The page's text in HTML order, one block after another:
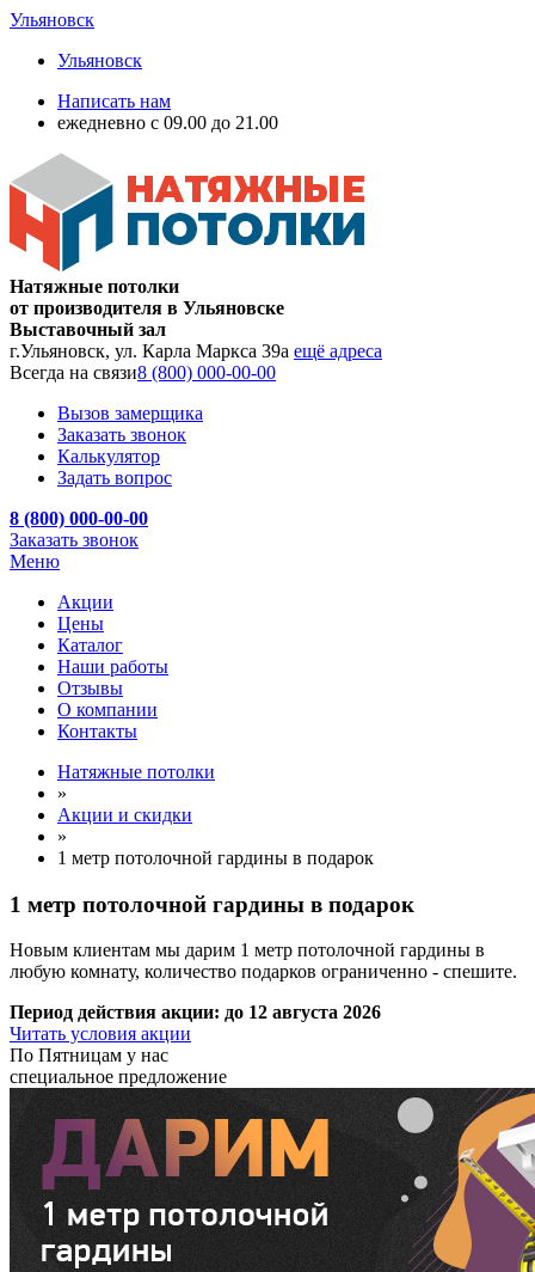
Ульяновск
Ульяновск
Написать нам
ежедневно с 09.00 до 21.00
Натяжные потолки
от производителя в Ульяновске
Выставочный зал
г.Ульяновск, ул. Карла Маркса 39а ещё адреса
Всегда на связи8 (800) 000-00-00
Вызов замерщика
Заказать звонок
Калькулятор
Задать вопрос
8 (800) 000-00-00
Заказать звонок
Меню
Акции
Цены
Каталог
Наши работы
Отзывы
О компании
Контакты
Натяжные потолки
»
Акции и скидки
»
1 метр потолочной гардины в подарок
1 метр потолочной гардины в подарок
Новым клиентам мы дарим 1 метр потолочной гардины в
любую комнату, количество подарков ограниченно - спешите.
Период действия акции: до 12 августа 2026
Читать условия акции
По Пятницам у нас
специальное предложение